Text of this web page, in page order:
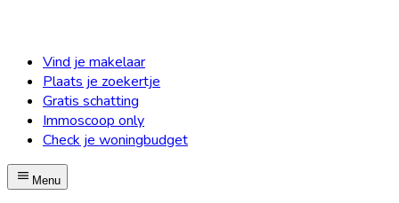
Vind je makelaar
Plaats je zoekertje
Gratis schatting
Immoscoop only
Check je woningbudget
Menu